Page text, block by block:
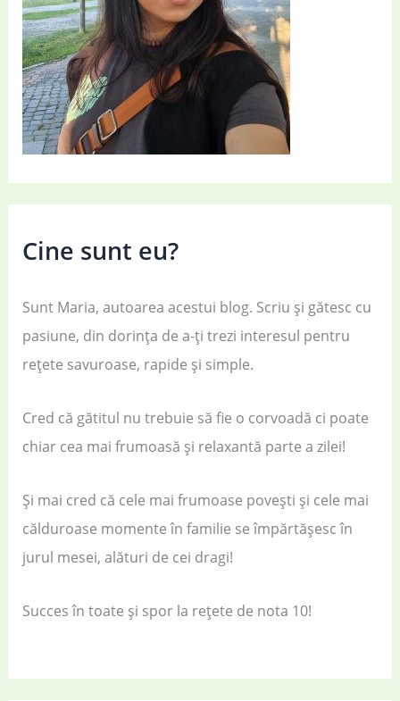
Cine sunt eu?
Sunt Maria, autoarea acestui blog. Scriu și gătesc cu
pasiune, din dorința de a-ți trezi interesul pentru
rețete savuroase, rapide și simple.
Cred că gătitul nu trebuie să fie o corvoadă ci poate
chiar cea mai frumoasă și relaxantă parte a zilei!
Și mai cred că cele mai frumoase povești și cele mai
călduroase momente în familie se împărtășesc în
jurul mesei, alături de cei dragi!
Succes în toate și spor la rețete de nota 10!